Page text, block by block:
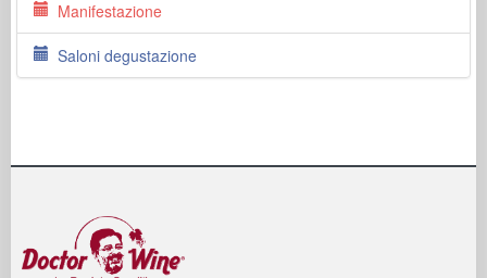
Manifestazione
Saloni degustazione